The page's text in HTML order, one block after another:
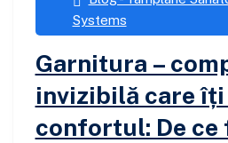
Systems
Garnitura –
invizibilă care
confortul: De ce